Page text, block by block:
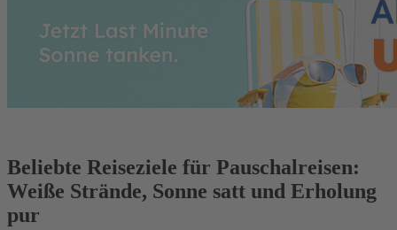
Beliebte Reiseziele für Pauschalreisen:
Weiße Strände, Sonne satt und Erholung
pur